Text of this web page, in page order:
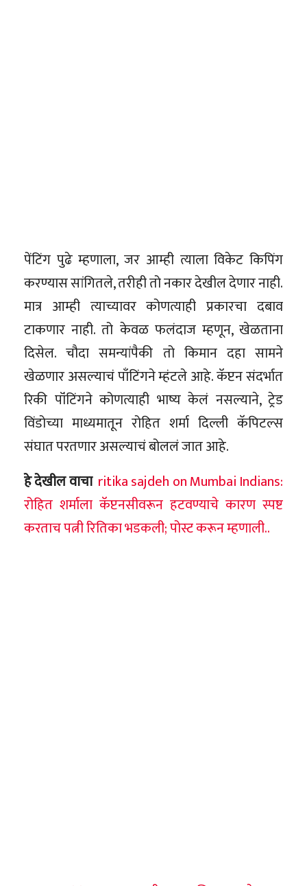
पेंटिंग पुढे म्हणाला, जर आम्ही त्याला विकेट किपिंग
करण्यास सांगितले, तरीही तो नकार देखील देणार नाही.
मात्र आम्ही त्याच्यावर कोणत्याही प्रकारचा दबाव
टाकणार नाही. तो केवळ फलंदाज म्हणून, खेळताना
दिसेल. चौदा समन्यांपैकी तो किमान दहा सामने
खेळणार असल्याचं पाँटिंगने म्हंटले आहे. कॅप्टन संदर्भात
रिकी पॉंटिंगने कोणत्याही भाष्य केलं नसल्याने, ट्रेड
विंडोच्या माध्यमातून रोहित शर्मा दिल्ली कॅपिटल्स
संघात परतणार असल्याचं बोललं जात आहे.
हे देखील वाचा ritika sajdeh on Mumbai Indians:
रोहित शर्माला कॅप्टनसीवरून हटवण्याचे कारण स्पष्ट
करताच पत्नी रितिका भडकली; पोस्ट करून म्हणाली..